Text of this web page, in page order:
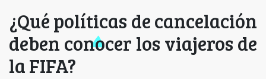
¿Qué políticas de cancelación
deben conocer los viajeros de
la FIFA?